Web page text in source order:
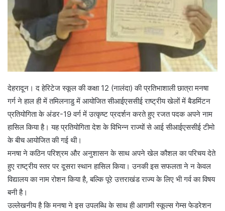
देहरादून। द हेरिटेज स्कूल की कक्षा 12 (नालंदा) की प्रतिभाशाली छात्रा मनषा
गर्ग ने हाल ही में तमिलनाडु में आयोजित सीआईएससीई राष्ट्रीय खेलों में बैडमिंटन
प्रतियोगिता के अंडर-19 वर्ग में उत्कृष्ट प्रदर्शन करते हुए रजत पदक अपने नाम
हासिल किया है। यह प्रतियोगिता देश के विभिन्न राज्यों से आई सीआईएससीई टीमो
के बीच आयोजित की गई थी।
मनषा ने कठिन परिश्रम और अनुशासन के साथ अपने खेल कौशल का परिचय देते
हुए राष्ट्रीय स्तर पर दूसरा स्थान हासिल किया। उनकी इस सफलता ने न केवल
विद्यालय का नाम रोशन किया है, बल्कि पूरे उत्तराखंड राज्य के लिए भी गर्व का विषय
बनी है।
उल्लेखनीय है कि मनषा ने इस उपलब्धि के साथ ही आगामी स्कूल्स गेम्स फेडरेशन